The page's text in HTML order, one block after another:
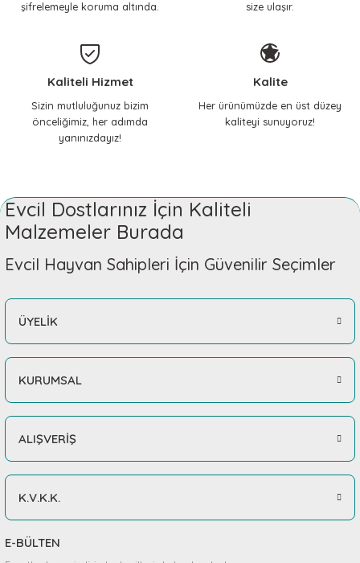
şifrelemeyle koruma altında.
size ulaşır.
Kaliteli Hizmet
Sizin mutluluğunuz bizim
önceliğimiz, her adımda
yanınızdayız!
Kalite
Her ürünümüzde en üst düzey
kaliteyi sunuyoruz!
Evcil Dostlarınız İçin Kaliteli
Malzemeler Burada
Evcil Hayvan Sahipleri İçin Güvenilir Seçimler
ÜYELİK
KURUMSAL
ALIŞVERİŞ
K.V.K.K.
E-BÜLTEN